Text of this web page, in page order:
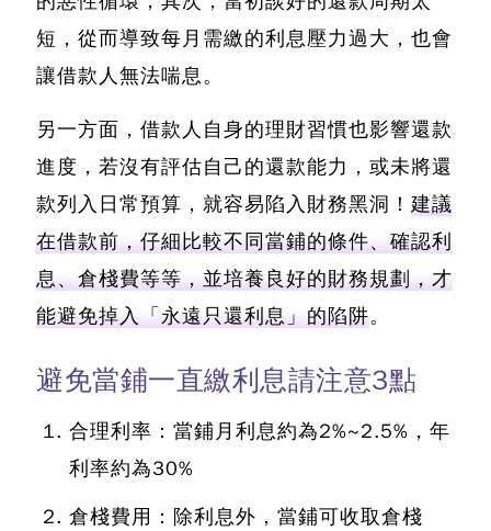
短，從而導致每月需繳的利息壓力過大，也會
讓借款人無法喘息。
另一方面，借款人自身的理財習慣也影響還款
進度，若沒有評估自己的還款能力，或未將還
款列入日常預算，就容易陷入財務黑洞！ 建議
在借款前，仔細比較不同當鋪的條件、確認利
息、倉棧費等等，並培養良好的財務規劃，才
能避免掉入「永遠只還利息」的陷阱。
避免當鋪一直繳利息請注意3點
合理利率： 當鋪月利息約為2%~2.5%，年
利率約為30%
倉棧費用： 除利息外，當鋪可收取倉棧